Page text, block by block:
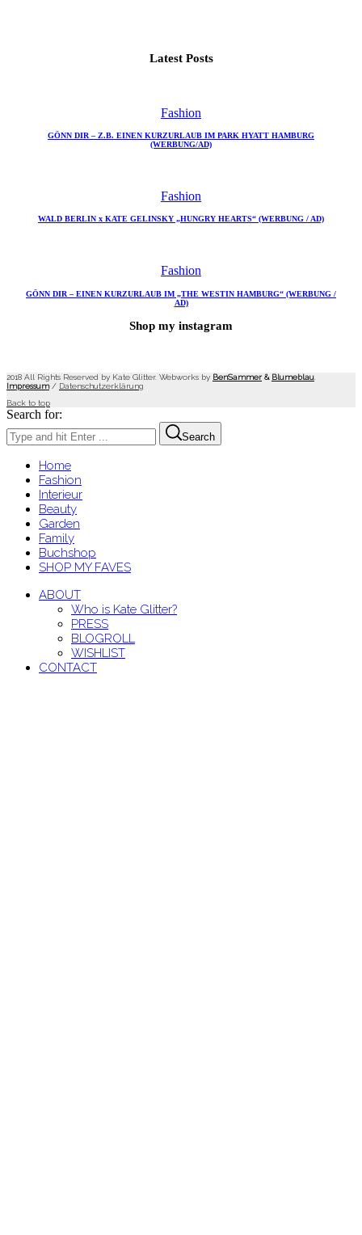
Latest Posts
Fashion
GÖNN DIR – Z.B. EINEN KURZURLAUB IM PARK HYATT HAMBURG
(WERBUNG/AD)
Fashion
WALD BERLIN x KATE GELINSKY „HUNGRY HEARTS“ (WERBUNG / AD)
Fashion
GÖNN DIR – EINEN KURZURLAUB IM „THE WESTIN HAMBURG“ (WERBUNG /
AD)
Shop my instagram
2018 All Rights Reserved by Kate Glitter. Webworks by BenSammer & Blumeblau
Impressum/ Datenschutzerklärung
Back to top
Search for:
Search
Home
Fashion
Interieur
Beauty
Garden
Family
Buchshop
SHOP MY FAVES
ABOUT
Who is Kate Glitter?
PRESS
BLOGROLL
WISHLIST
CONTACT